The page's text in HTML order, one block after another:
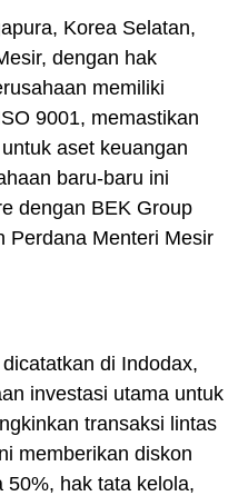
Korea Selatan,
dengan hak
memiliki
9001, memastikan
aset keuangan
baru-baru ini
dengan BEK Group
Perdana Menteri Mesir
di Indodax,
investasi utama untuk
transaksi lintas
memberikan diskon
50%, hak tata kelola,